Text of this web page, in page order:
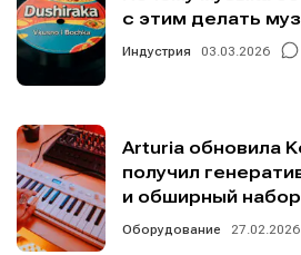
с этим делать
Индустрия 03.03.2026
Arturia обновила
получил
и обширный
Оборудование 27.02.2026